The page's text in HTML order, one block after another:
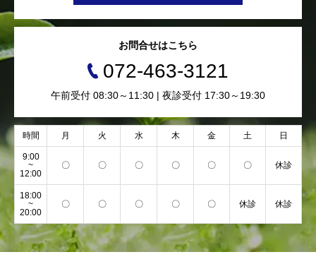
お問合せはこちら
072-463-3121
午前受付 08:30～11:30 | 夜診受付 17:30～19:30
時間 月 火 水 木 金 土 日
9:00
~
12:00
〇 〇 〇 〇 〇 〇 休診
18:00
~
20:00
〇 〇 〇 〇 〇 休診 休診